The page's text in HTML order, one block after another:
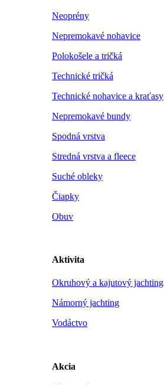
Neoprény
Nepremokavé nohavice
Polokošele a tričká
Technické tričká
Technické nohavice a kraťasy
Nepremokavé bundy
Spodná vrstva
Stredná vrstva a fleece
Suché obleky
Čiapky
Obuv
Aktivita
Okruhový a kajutový jachting
Námorný jachting
Vodáctvo
Akcia